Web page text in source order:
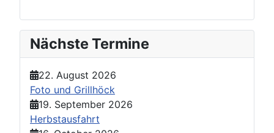
Nächste Termine
22. August 2026
Foto und Grillhöck
19. September 2026
Herbstausfahrt